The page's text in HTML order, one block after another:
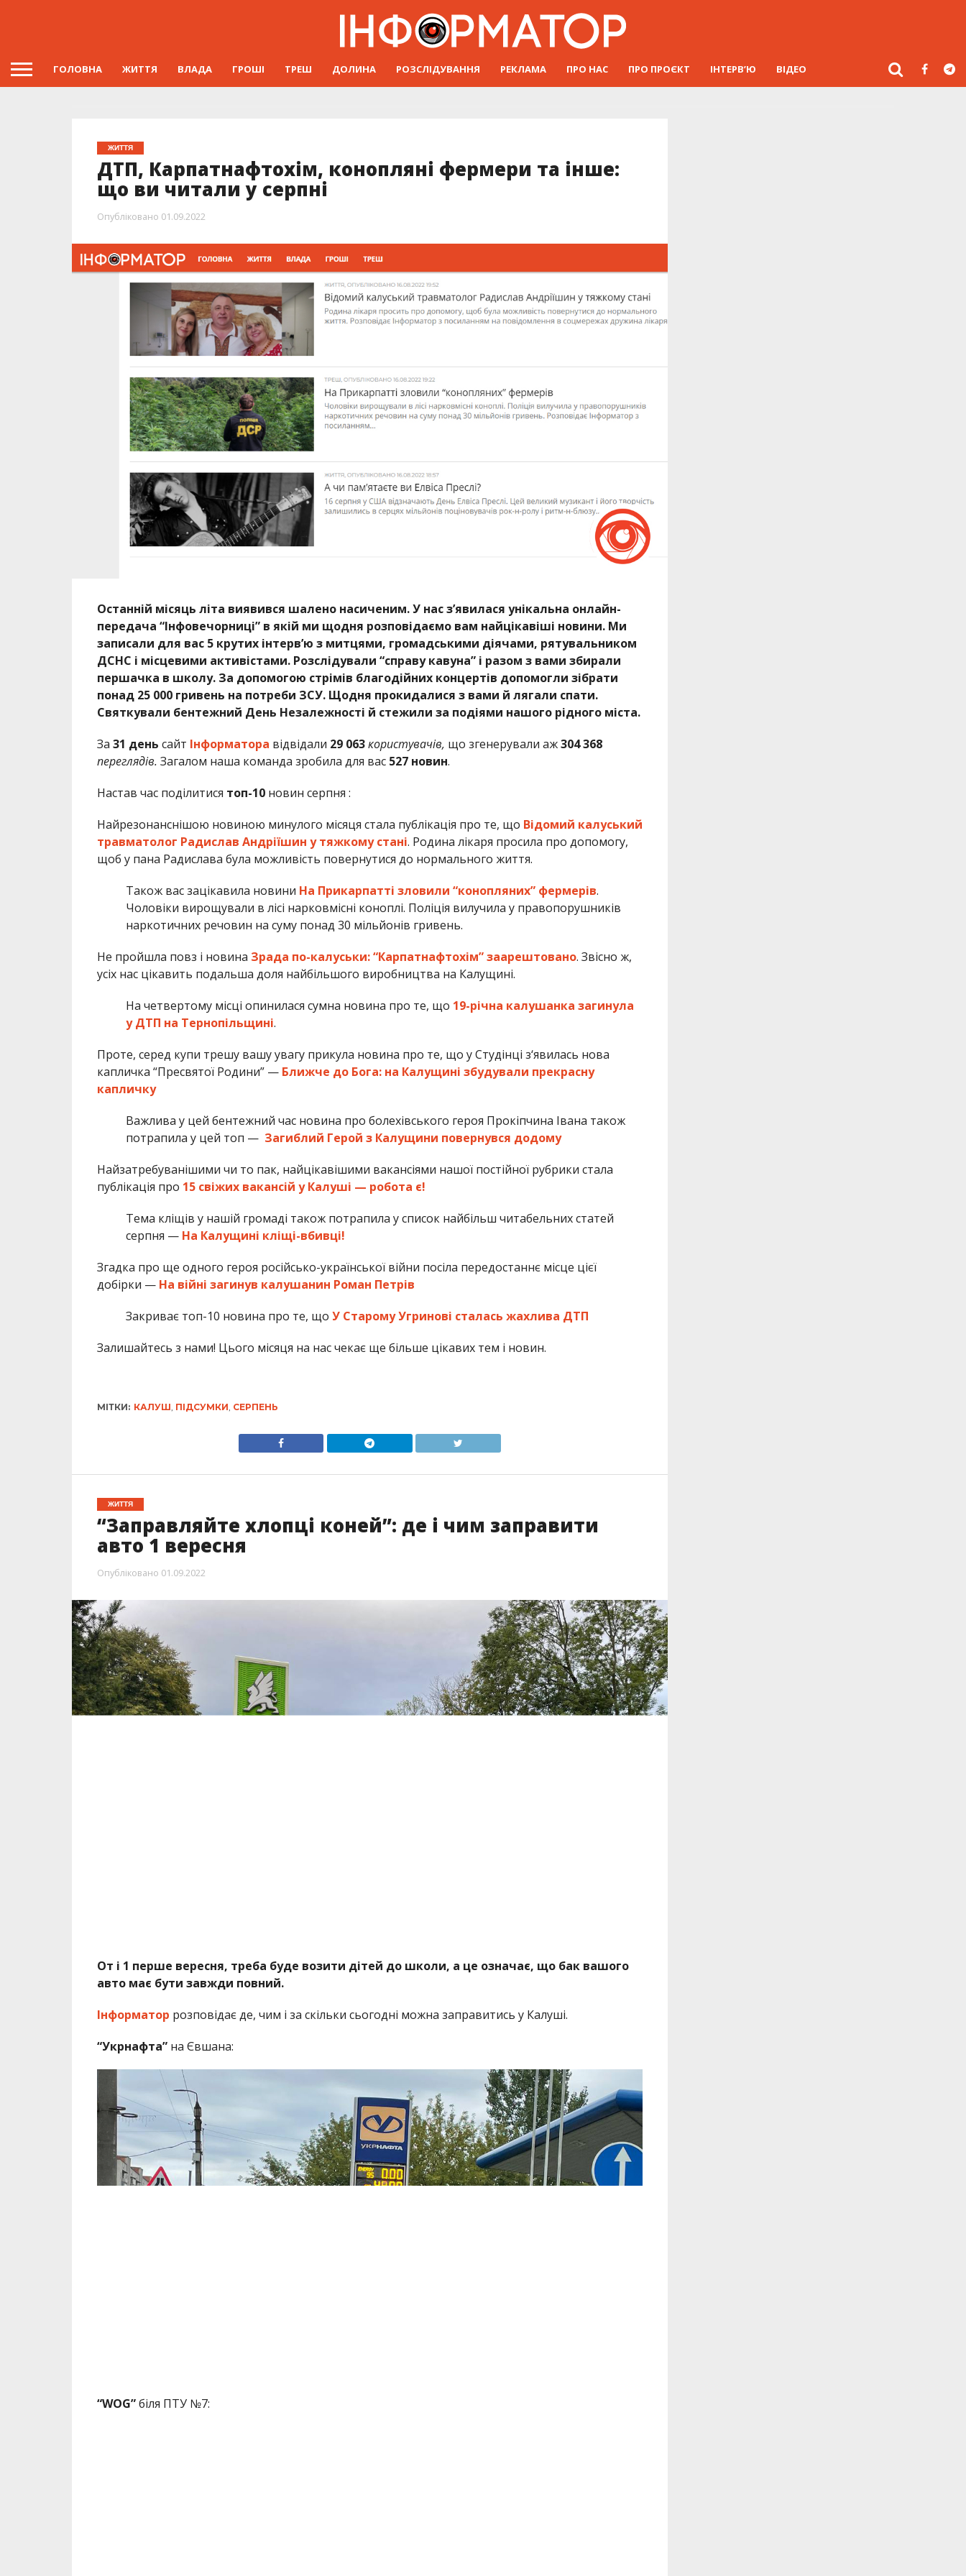
ГОЛОВНА ЖИТТЯ ВЛАДА ГРОШІ ТРЕШ ДОЛИНА РОЗСЛІДУВАННЯ РЕКЛАМА ПРО НАС ПРО ПРОЄКТ ІНТЕРВ’Ю ВІДЕО
ЖИТТЯ
ДТП, Карпатнафтохім, конопляні фермери та інше:
що ви читали у серпні
Опубліковано 01.09.2022
Останній місяць літа виявився шалено насиченим. У нас з’явилася унікальна онлайн-
передача “Інфовечорниці” в якій ми щодня розповідаємо вам найцікавіші новини. Ми
записали для вас 5 крутих інтерв’ю з митцями, громадськими діячами, рятувальником
ДСНС і місцевими активістами. Розслідували “справу кавуна” і разом з вами збирали
першачка в школу. За допомогою стрімів благодійних концертів допомогли зібрати
понад 25 000 гривень на потреби ЗСУ. Щодня прокидалися з вами й лягали спати.
Святкували бентежний День Незалежності й стежили за подіями нашого рідного міста.
За 31 день сайт Інформатора відвідали 29 063користувачів, що згенерували аж304 368
переглядів. Загалом наша команда зробила для вас 527 новин.
Настав час поділитися топ-10новин серпня :
Найрезонанснішою новиною минулого місяця стала публікація про те, що Відомий калуський
травматолог Радислав Андріїшин у тяжкому стані. Родина лікаря просила про допомогу,
щоб у пана Радислава була можливість повернутися до нормального життя.
Також вас зацікавила новини На Прикарпатті зловили “конопляних” фермерів.
Чоловіки вирощували в лісі нарковмісні коноплі. Поліція вилучила у правопорушників
наркотичних речовин на суму понад 30 мільйонів гривень.
Не пройшла повз і новина Зрада по-калуськи: “Карпатнафтохім” заарештовано. Звісно ж,
усіх нас цікавить подальша доля найбільшого виробництва на Калущині.
На четвертому місці опинилася сумна новина про те, що 19-річна калушанка загинула
у ДТП на Тернопільщині.
Проте, серед купи трешу вашу увагу прикула новина про те, що у Студінці з‘явилась нова
капличка “Пресвятої Родини” — Ближче до Бога: на Калущині збудували прекрасну
капличку
Важлива у цей бентежний час новина про болехівського героя Прокіпчина Івана також
потрапила у цей топ — Загиблий Герой з Калущини повернувся додому
Найзатребуванішими чи то пак, найцікавішими вакансіями нашої постійної рубрики стала
публікація про 15 свіжих вакансій у Калуші — робота є!
Тема кліщів у нашій громаді також потрапила у список найбільш читабельних статей
серпня — На Калущині кліщі-вбивці!
Згадка про ще одного героя російсько-української війни посіла передостаннє місце цієї
добірки — На війні загинув калушанин Роман Петрів
Закриває топ-10 новина про те, що У Старому Угринові сталась жахлива ДТП
Залишайтесь з нами! Цього місяця на нас чекає ще більше цікавих тем і новин.
МІТКИ: КАЛУШ, ПІДСУМКИ, СЕРПЕНЬ
ЖИТТЯ
“Заправляйте хлопці коней”: де і чим заправити
авто 1 вересня
Опубліковано 01.09.2022
От і 1 перше вересня, треба буде возити дітей до школи, а це означає, що бак вашого
авто має бути завжди повний.
Інформатор розповідає де, чим і за скільки сьогодні можна заправитись у Калуші.
“Укрнафта”на Євшана:
“WOG”біля ПТУ №7: